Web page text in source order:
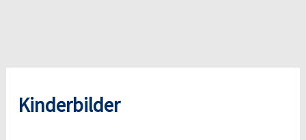
Kinderbilder